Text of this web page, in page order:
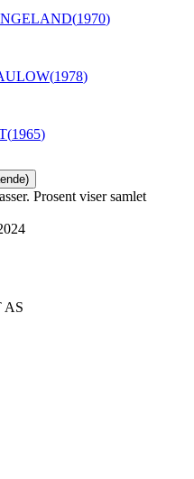
(1970)
(1978)
(1965)
Prosent viser samlet
AS